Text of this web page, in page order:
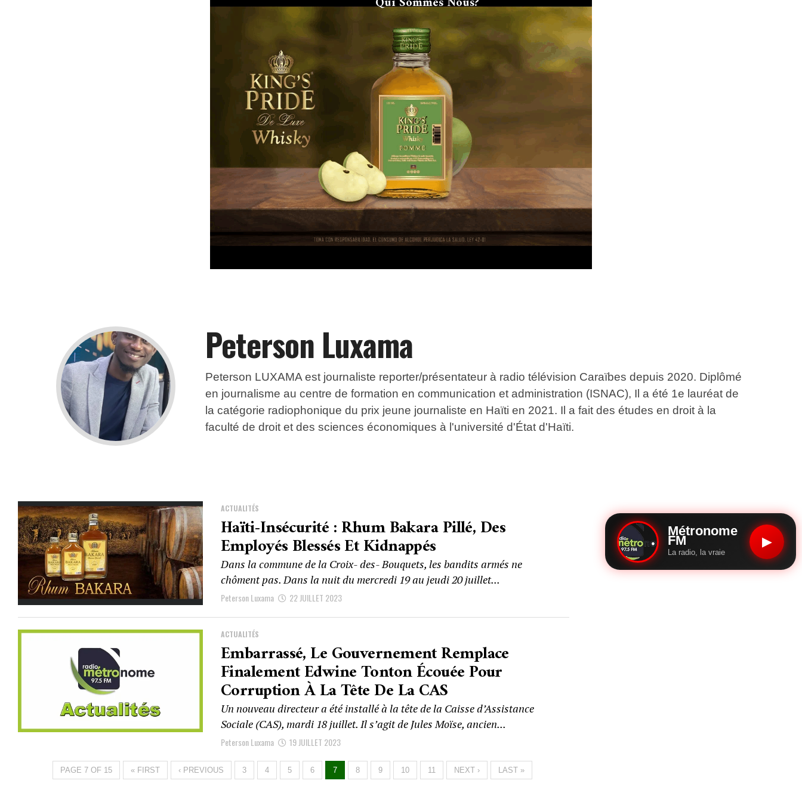
Peterson Luxama
Peterson LUXAMA est journaliste reporter/présentateur à radio télévision Caraïbes depuis 2020. Diplômé
en journalisme au centre de formation en communication et administration (ISNAC), Il a été 1e lauréat de
la catégorie radiophonique du prix jeune journaliste en Haïti en 2021. Il a fait des études en droit à la
faculté de droit et des sciences économiques à l'université d'État d'Haïti.
ACTUALITÉS
Haïti-Insécurité : Rhum Bakara Pillé, Des
Employés Blessés Et Kidnappés
Dans la commune de la Croix- des- Bouquets, les bandits armés ne
chôment pas. Dans la nuit du mercredi 19 au jeudi 20 juillet...
Peterson Luxama 22 JUILLET 2023
ACTUALITÉS
Embarrassé, Le Gouvernement Remplace
Finalement Edwine Tonton Écouée Pour
Corruption À La Tête De La CAS
Un nouveau directeur a été installé à la tête de la Caisse d’Assistance
Sociale (CAS), mardi 18 juillet. Il s’agit de Jules Moïse, ancien...
Peterson Luxama 19 JUILLET 2023
PAGE 7 OF 15 « FIRST ‹ PREVIOUS 3 4 5 6 7 8 9 10 11 NEXT › LAST »
Métronome
FM
La radio, la vraie
▶